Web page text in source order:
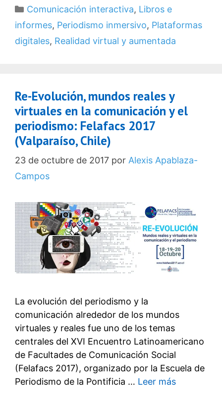
Categorías
Comunicación interactiva, Libros e
informes, Periodismo inmersivo, Plataformas
digitales, Realidad virtual y aumentada
Re-Evolución, mundos reales y
virtuales en la comunicación y el
periodismo: Felafacs 2017
(Valparaíso, Chile)
23 de octubre de 2017 por Alexis Apablaza-
Campos
La evolución del periodismo y la
comunicación alrededor de los mundos
virtuales y reales fue uno de los temas
centrales del XVI Encuentro Latinoamericano
de Facultades de Comunicación Social
(Felafacs 2017), organizado por la Escuela de
Periodismo de la Pontificia … Leer más